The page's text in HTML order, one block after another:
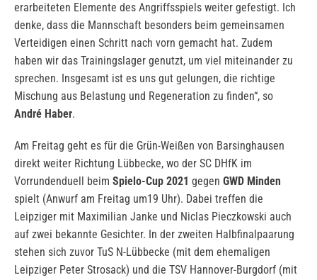
erarbeiteten Elemente des Angriffsspiels weiter gefestigt. Ich
denke, dass die Mannschaft besonders beim gemeinsamen
Verteidigen einen Schritt nach vorn gemacht hat. Zudem
haben wir das Trainingslager genutzt, um viel miteinander zu
sprechen. Insgesamt ist es uns gut gelungen, die richtige
Mischung aus Belastung und Regeneration zu finden“, so
André Haber.
Am Freitag geht es für die Grün-Weißen von Barsinghausen
direkt weiter Richtung Lübbecke, wo der SC DHfK im
Vorrundenduell beim Spielo-Cup 2021 gegen GWD Minden
spielt (Anwurf am Freitag um19 Uhr). Dabei treffen die
Leipziger mit Maximilian Janke und Niclas Pieczkowski auch
auf zwei bekannte Gesichter. In der zweiten Halbfinalpaarung
stehen sich zuvor TuS N-Lübbecke (mit dem ehemaligen
Leipziger Peter Strosack) und die TSV Hannover-Burgdorf (mit